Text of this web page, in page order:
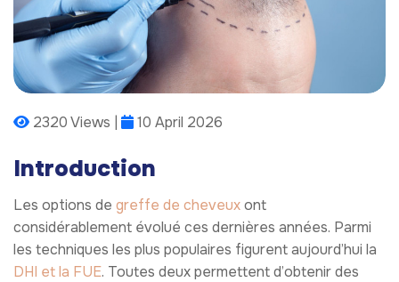
2320 Views | 10 April 2026
Introduction
Les options de greffe de cheveuxont
considérablement évolué ces dernières années. Parmi
les techniques les plus populaires figurent aujourd’hui la
DHI et la FUE. Toutes deux permettent d’obtenir des